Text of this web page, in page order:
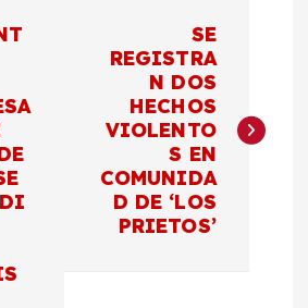
SE
REGISTRA
N DOS
HECHOS
VIOLENTO
S EN
COMUNIDA
D DE ‘LOS
PRIETOS’